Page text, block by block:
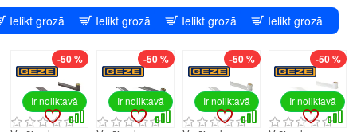
Ielikt grozā Ielikt grozā Ielikt grozā Ielikt grozā
Ir noliktavā
-50 %
Ir noliktavā
-50 %
Ir noliktavā
-50 %
Ir noliktavā
-50 %